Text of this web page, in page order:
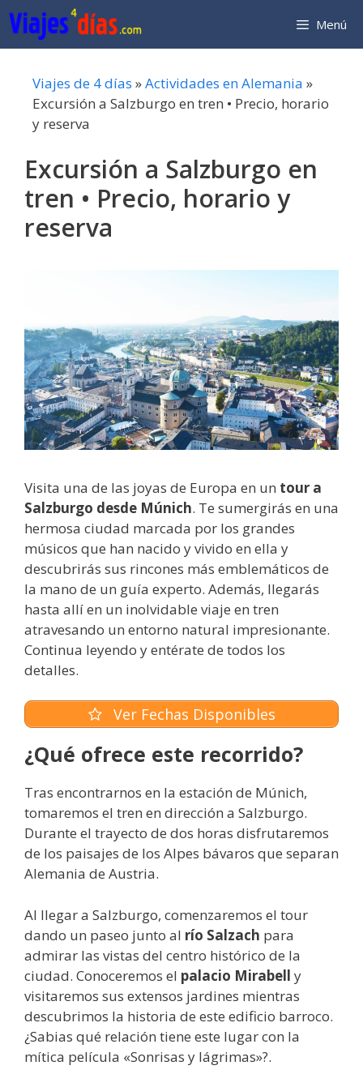
Saltar
al
contenido
Menú
Viajes de 4 días »Actividades en Alemania »
Excursión a Salzburgo en tren • Precio, horario
y reserva
Excursión a Salzburgo en
tren • Precio, horario y
reserva
Visita una de las joyas de Europa en un tour a
Salzburgo desde Múnich. Te sumergirás en una
hermosa ciudad marcada por los grandes
músicos que han nacido y vivido en ella y
descubrirás sus rincones más emblemáticos de
la mano de un guía experto. Además, llegarás
hasta allí en un inolvidable viaje en tren
atravesando un entorno natural impresionante.
Continua leyendo y entérate de todos los
detalles.
Ver Fechas Disponibles
¿Qué ofrece este recorrido?
Tras encontrarnos en la estación de Múnich,
tomaremos el tren en dirección a Salzburgo.
Durante el trayecto de dos horas disfrutaremos
de los paisajes de los Alpes bávaros que separan
Alemania de Austria.
Al llegar a Salzburgo, comenzaremos el tour
dando un paseo junto al río Salzach para
admirar las vistas del centro histórico de la
ciudad. Conoceremos el palacio Mirabell y
visitaremos sus extensos jardines mientras
descubrimos la historia de este edificio barroco.
¿Sabias qué relación tiene este lugar con la
mítica película «Sonrisas y lágrimas»?.